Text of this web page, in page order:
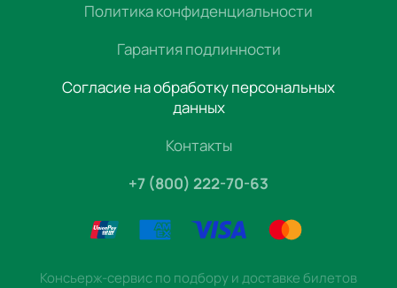
Политика конфиденциальности
Гарантия подлинности
Согласие на обработку персональных
данных
Контакты
+7 (800) 222-70-63
Консьерж-сервис по подбору и доставке билетов